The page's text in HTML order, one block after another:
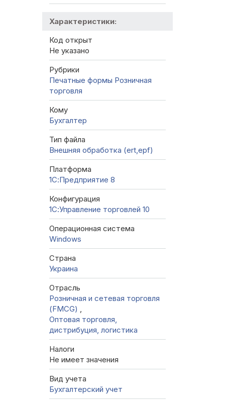
Характеристики:
Код открыт
Не указано
Рубрики
Печатные формы Розничная
торговля
Кому
Бухгалтер
Тип файла
Внешняя обработка (ert,epf)
Платформа
1С:Предприятие 8
Конфигурация
1С:Управление торговлей 10
Операционная система
Windows
Страна
Украина
Отрасль
Розничная и сетевая торговля
(FMCG) ,
Оптовая торговля,
дистрибуция, логистика
Налоги
Не имеет значения
Вид учета
Бухгалтерский учет